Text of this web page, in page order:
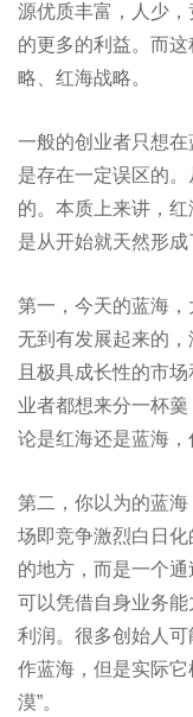
源优质丰富，人少
的更多的利益。而
略、红海战略。
一般的创业者只想
是存在一定误区的
的。本质上来讲，
是从开始就天然形成
第一，今天的蓝海
无到有发展起来的
且极具成长性的市
业者都想来分一杯
论是红海还是蓝海，
第二，你以为的蓝
场即竞争激烈白日
的地方，而是一个
可以凭借自身业务
利润。很多创始人
作蓝海，但是实际它
漠”。